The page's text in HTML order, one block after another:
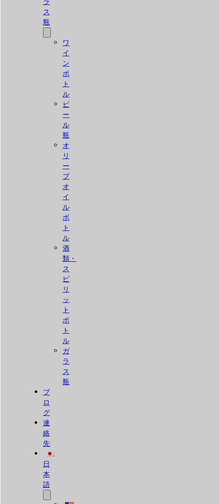
ス
瓶
ワ
イ
ン
ボ
ト
ル
ビ
ー
ル
瓶
オ
リ
ー
ブ
オ
イ
ル
ボ
ト
ル
酒
類・
ス
ピ
リ
ッ
ト
ボ
ト
ル
ガ
ラ
ス
瓶
ブ
ロ
グ
連
絡
先
日
本
語